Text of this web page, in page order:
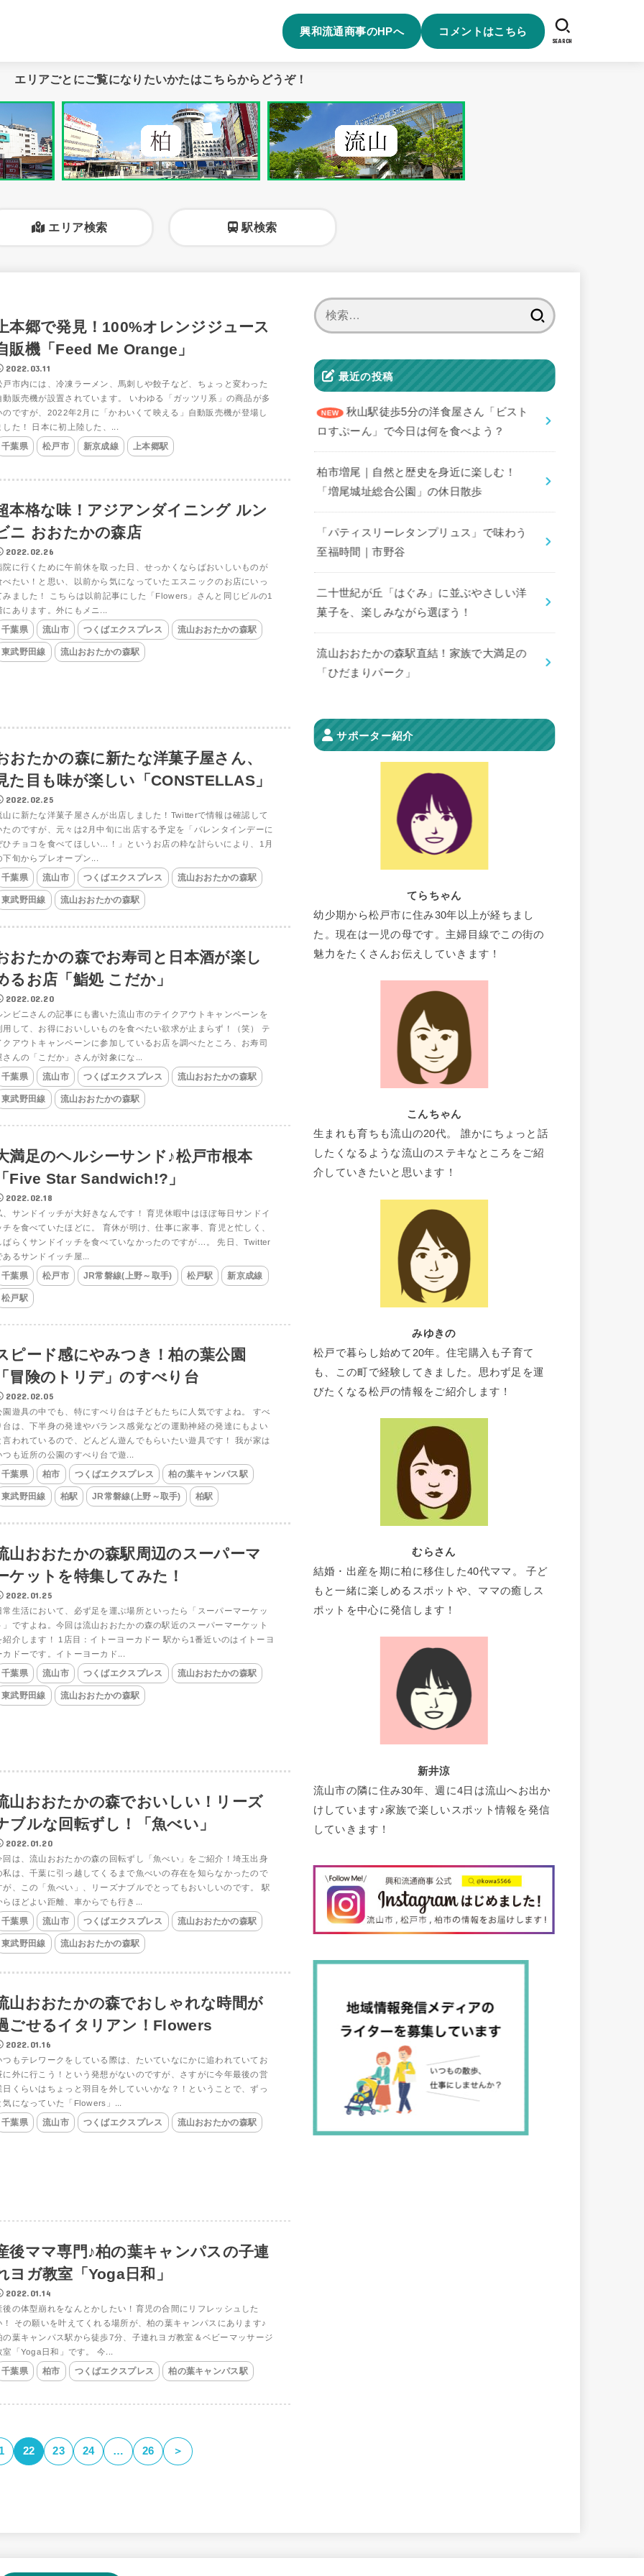
興和流通商事のHPへ コメントはこちら
SEARCH
エリアごとにご覧になりたいかたはこちらからどうぞ！
エリア検索 駅検索
本郷で発見！100%オレンジジュース
販機「Feed Me Orange」
2022.03.11
戸市内には、冷凍ラーメン、馬刺しや餃子など、ちょっと変わった
動販売機が設置されています。 いわゆる「ガッツリ系」の商品が多
のですが、2022年2月に「かわいくて映える」自動販売機が登場し
した！ 日本に初上陸した、...
千葉県 松戸市 新京成線 上本郷駅
本格な味！アジアンダイニング ルン
ニ おおたかの森店
2022.02.26
院に行くために午前休を取った日、せっかくならばおいしいものが
べたい！と思い、以前から気になっていたエスニックのお店にいっ
みました！ こちらは以前記事にした「Flowers」さんと同じビルの1
にあります。外にもメニ...
千葉県 流山市 つくばエクスプレス 流山おおたかの森駅
東武野田線 流山おおたかの森駅
おたかの森に新たな洋菓子屋さん、
た目も味が楽しい「CONSTELLAS」
2022.02.25
山に新たな洋菓子屋さんが出店しました！Twitterで情報は確認して
たのですが、元々は2月中旬に出店する予定を「バレンタインデーに
ひチョコを食べてほしい…！」というお店の粋な計らいにより、1月
下旬からプレオープン...
千葉県 流山市 つくばエクスプレス 流山おおたかの森駅
東武野田線 流山おおたかの森駅
おたかの森でお寿司と日本酒が楽し
るお店「鮨処 こだか」
2022.02.20
ンビニさんの記事にも書いた流山市のテイクアウトキャンペーンを
用して、お得においしいものを食べたい欲求が止まらず！（笑） テ
クアウトキャンペーンに参加しているお店を調べたところ、お寿司
さんの「こだか」さんが対象にな...
千葉県 流山市 つくばエクスプレス 流山おおたかの森駅
東武野田線 流山おおたかの森駅
満足のヘルシーサンド♪松戸市根本
Five Star Sandwich!?」
2022.02.18
、サンドイッチが大好きなんです！ 育児休暇中はほぼ毎日サンドイ
チを食べていたほどに。 育休が明け、仕事に家事、育児と忙しく、
ばらくサンドイッチを食べていなかったのですが…。 先日、Twitter
あるサンドイッチ屋...
千葉県 松戸市 JR常磐線(上野～取手) 松戸駅 新京成線
松戸駅
ピード感にやみつき！柏の葉公園
冒険のトリデ」のすべり台
2022.02.05
園遊具の中でも、特にすべり台は子どもたちに人気ですよね。 すべ
台は、下半身の発達やバランス感覚などの運動神経の発達にもよい
言われているので、どんどん遊んでもらいたい遊具です！ 我が家は
つも近所の公園のすべり台で遊...
千葉県 柏市 つくばエクスプレス 柏の葉キャンパス駅
東武野田線 柏駅 JR常磐線(上野～取手) 柏駅
山おおたかの森駅周辺のスーパーマ
ケットを特集してみた！
2022.01.25
常生活において、必ず足を運ぶ場所といったら「スーパーマーケッ
」ですよね。今回は流山おおたかの森の駅近のスーパーマーケット
紹介します！ 1店目：イトーヨーカドー 駅から1番近いのはイトーヨ
カドーです。イトーヨーカド...
千葉県 流山市 つくばエクスプレス 流山おおたかの森駅
東武野田線 流山おおたかの森駅
山おおたかの森でおいしい！リーズ
ブルな回転ずし！「魚べい」
2022.01.20
回は、流山おおたかの森の回転ずし「魚べい」をご紹介！埼玉出身
私は、千葉に引っ越してくるまで魚べいの存在を知らなかったので
が、この「魚べい」、リーズナブルでとってもおいしいのです。 駅
らほどよい距離、車からでも行き...
千葉県 流山市 つくばエクスプレス 流山おおたかの森駅
東武野田線 流山おおたかの森駅
山おおたかの森でおしゃれな時間が
ごせるイタリアン！Flowers
2022.01.16
つもテレワークをしている際は、たいていなにかに追われていてお
に外に行こう！という発想がないのですが、さすがに今年最後の営
日くらいはちょっと羽目を外していいかな？！ということで、ずっ
気になっていた「Flowers」...
千葉県 流山市 つくばエクスプレス 流山おおたかの森駅
後ママ専門♪柏の葉キャンパスの子連
ヨガ教室「Yoga日和」
2022.01.14
後の体型崩れをなんとかしたい！育児の合間にリフレッシュした
！ その願いを叶えてくれる場所が、柏の葉キャンパスにあります♪
の葉キャンパス駅から徒歩7分、子連れヨガ教室＆ベビーマッサージ
室「Yoga日和」です。 今...
千葉県 柏市 つくばエクスプレス 柏の葉キャンパス駅
22 23 24 … 26 ＞
最近の投稿
秋山駅徒歩5分の洋食屋さん「ビスト
ロすぷーん」で今日は何を食べよう？
柏市増尾｜自然と歴史を身近に楽しむ！
「増尾城址総合公園」の休日散歩
「パティスリーレタンプリュス」で味わう
至福時間｜市野谷
二十世紀が丘「はぐみ」に並ぶやさしい洋
菓子を、楽しみながら選ぼう！
流山おおたかの森駅直結！家族で大満足の
「ひだまりパーク」
サポーター紹介
てらちゃん
幼少期から松戸市に住み30年以上が経ちまし
た。現在は一児の母です。主婦目線でこの街の
魅力をたくさんお伝えしていきます！
こんちゃん
生まれも育ちも流山の20代。 誰かにちょっと話
したくなるような流山のステキなところをご紹
介していきたいと思います！
みゆきの
松戸で暮らし始めて20年。住宅購入も子育て
も、この町で経験してきました。思わず足を運
びたくなる松戸の情報をご紹介します！
むらさん
結婚・出産を期に柏に移住した40代ママ。 子ど
もと一緒に楽しめるスポットや、ママの癒しス
ポットを中心に発信します！
新井涼
流山市の隣に住み30年、週に4日は流山へお出か
けしています♪家族で楽しいスポット情報を発信
していきます！